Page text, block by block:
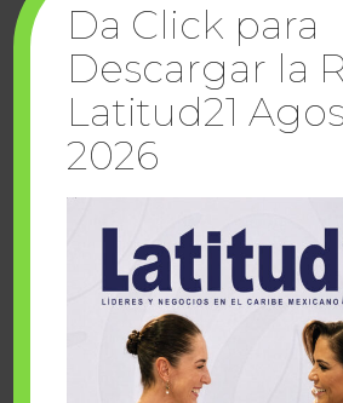
Cuando la solidaridad inspira;
sueños Fairmont Mayakoba y
Da Click para
Descargar la
Latitud21
2026